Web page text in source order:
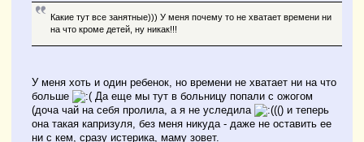
Какие тут все занятные))) У меня почему то не хватает времени ни
на что кроме детей, ну никак!!!
У меня хоть и один ребенок, но времени не хватает ни на что
больше
Да еще мы тут в больницу попали с ожогом
(доча чай на себя пролила, а я не уследила
(() и теперь
она такая капризуля, без меня никуда - даже не оставить ее
ни с кем, сразу истерика, маму зовет.